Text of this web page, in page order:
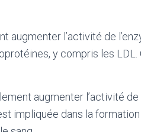
augmenter l’activité de
y compris les
augmenter l’activité
impliquée dans la